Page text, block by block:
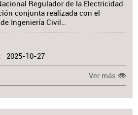
Regulador de la Electricidad
conjunta realizada con el
Ingeniería Civil…
2025-10-27
Ver más